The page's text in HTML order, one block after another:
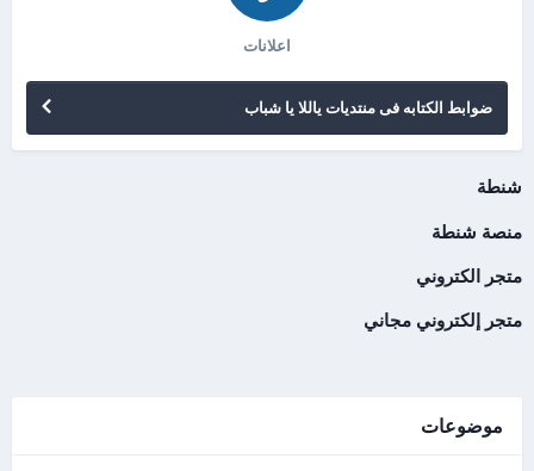
اعلانات
ضوابط الكتابه فى منتديات ياللا يا شباب
شنطة
منصة شنطة
متجر الكتروني
متجر إلكتروني مجاني
موضوعات